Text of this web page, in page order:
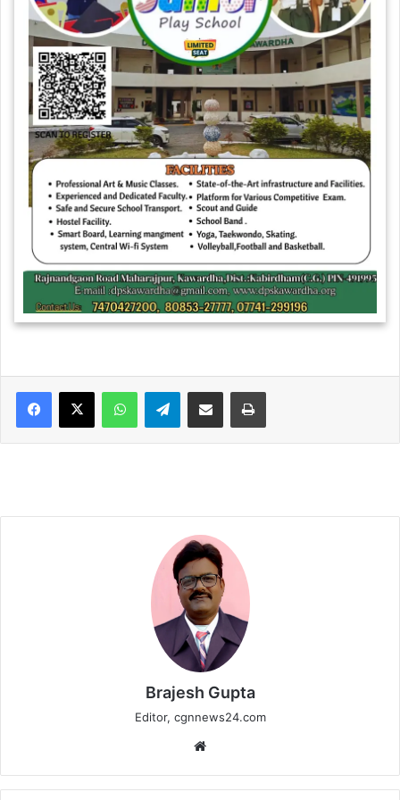
WhatsAppTelegramShare via Email Print
Brajesh Gupta
Editor, cgnnews24.com